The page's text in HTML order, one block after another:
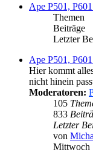
Ape P501,
Themen
Beiträge
Letzter
Ape P501,
Hier kommt
nicht hinein
Moderatoren:
105
833
Letzter
von
Mittwoch